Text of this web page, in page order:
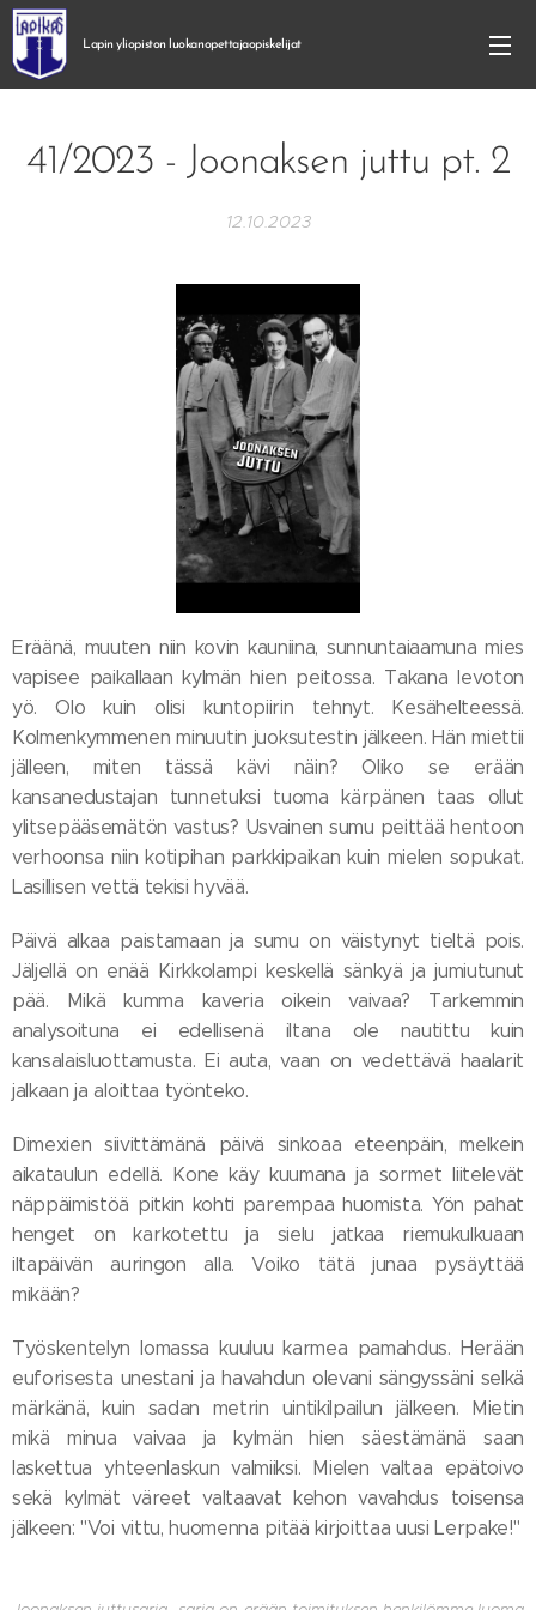
Lapin yliopiston luokanopettajaopiskelijat
41/2023 - Joonaksen juttu pt. 2
12.10.2023
Eräänä, muuten niin kovin kauniina, sunnuntaiaamuna mies
vapisee paikallaan kylmän hien peitossa. Takana levoton
yö. Olo kuin olisi kuntopiirin tehnyt. Kesähelteessä.
Kolmenkymmenen minuutin juoksutestin jälkeen. Hän miettii
jälleen, miten tässä kävi näin? Oliko se erään
kansanedustajan tunnetuksi tuoma kärpänen taas ollut
ylitsepääsemätön vastus? Usvainen sumu peittää hentoon
verhoonsa niin kotipihan parkkipaikan kuin mielen sopukat.
Lasillisen vettä tekisi hyvää.
Päivä alkaa paistamaan ja sumu on väistynyt tieltä pois.
Jäljellä on enää Kirkkolampi keskellä sänkyä ja jumiutunut
pää. Mikä kumma kaveria oikein vaivaa? Tarkemmin
analysoituna ei edellisenä iltana ole nautittu kuin
kansalaisluottamusta. Ei auta, vaan on vedettävä haalarit
jalkaan ja aloittaa työnteko.
Dimexien siivittämänä päivä sinkoaa eteenpäin, melkein
aikataulun edellä. Kone käy kuumana ja sormet liitelevät
näppäimistöä pitkin kohti parempaa huomista. Yön pahat
henget on karkotettu ja sielu jatkaa riemukulkuaan
iltapäivän auringon alla. Voiko tätä junaa pysäyttää
mikään?
Työskentelyn lomassa kuuluu karmea pamahdus. Herään
euforisesta unestani ja havahdun olevani sängyssäni selkä
märkänä, kuin sadan metrin uintikilpailun jälkeen. Mietin
mikä minua vaivaa ja kylmän hien säestämänä saan
laskettua yhteenlaskun valmiiksi. Mielen valtaa epätoivo
sekä kylmät väreet valtaavat kehon vavahdus toisensa
jälkeen: "Voi vittu, huomenna pitää kirjoittaa uusi Lerpake!"